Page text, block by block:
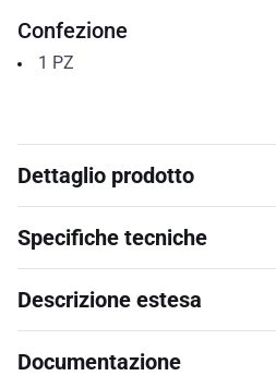
Confezione
1 PZ
Dettaglio prodotto
Specifiche tecniche
Descrizione estesa
Documentazione